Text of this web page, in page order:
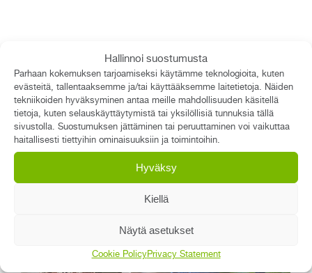
Hallinnoi suostumusta
Parhaan kokemuksen tarjoamiseksi käytämme teknologioita, kuten
evästeitä, tallentaaksemme ja/tai käyttääksemme laitetietoja. Näiden
tekniikoiden hyväksyminen antaa meille mahdollisuuden käsitellä
tietoja, kuten selauskäyttäytymistä tai yksilöllisiä tunnuksia tällä
sivustolla. Suostumuksen jättäminen tai peruuttaminen voi vaikuttaa
haitallisesti tiettyihin ominaisuuksiin ja toimintoihin.
Hyväksy
Kiellä
Näytä asetukset
Cookie PolicyPrivacy Statement
Uutiset
Asiakastyytyväisyys vuonna 2026 on nyt selvillä
Qreformin juhlavuosi 2026 alkaa
Kemikaalirekisteri uudistui Regossa ja